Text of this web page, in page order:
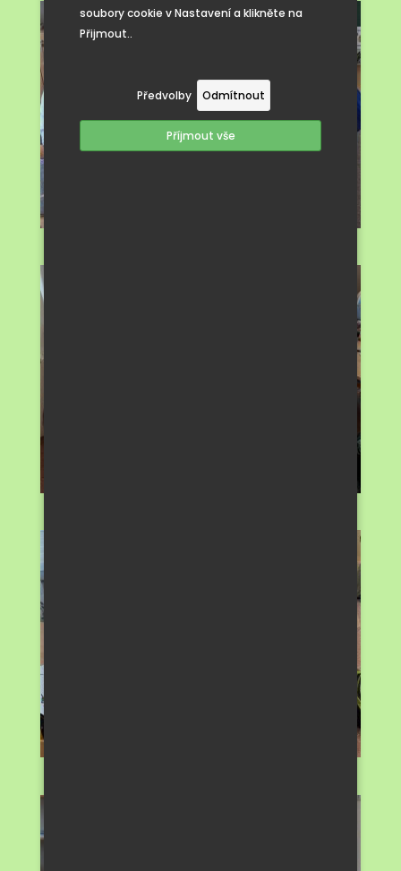
soubory cookie v Nastavení a klikněte na
Přijmout..
Předvolby Odmítnout
Příjmout vše